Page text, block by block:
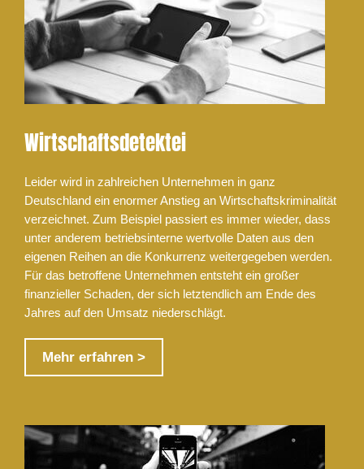
Wirtschaftsdetektei
Leider wird in zahlreichen Unternehmen in ganz
Deutschland ein enormer Anstieg an Wirtschaftskriminalität
verzeichnet. Zum Beispiel passiert es immer wieder, dass
unter anderem betriebsinterne wertvolle Daten aus den
eigenen Reihen an die Konkurrenz weitergegeben werden.
Für das betroffene Unternehmen entsteht ein großer
finanzieller Schaden, der sich letztendlich am Ende des
Jahres auf den Umsatz niederschlägt.
Mehr erfahren >